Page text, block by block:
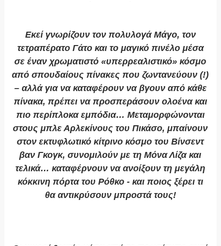
Εκεί γνωρίζουν τον πολυλογά Μάγο, τον
τετραπέρατο Γάτο και το μαγικό πινέλο μέσα
σε έναν χρωματιστό «υπερρεαλιστικό» κόσμο
από σπουδαίους πίνακες που ζωντανεύουν (!)
– αλλά για να καταφέρουν να βγουν από κάθε
πίνακα, πρέπει να προσπεράσουν ολοένα και
πιο περίπλοκα εμπόδια… Μεταμορφώνονται
στους μπλε Αρλεκίνους του Πικάσο, μπαίνουν
στον εκτυφλωτικό κίτρινο κόσμο του Βίνσεντ
βαν Γκογκ, συνομιλούν με τη Μόνα Λίζα και
τελικά… καταφέρνουν να ανοίξουν τη μεγάλη
κόκκινη πόρτα του Ρόθκο - και ποιος ξέρει τι
θα αντικρύσουν μπροστά τους!